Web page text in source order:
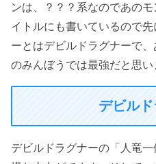
ンは、？？？系なのであの
イトルにも書いているので
ーとはデビルドラグナーで
のみんぼうでは最強だと思い
デビル
デビルドラグナーの「人竜